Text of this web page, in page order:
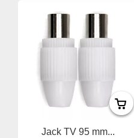
Jack TV 95 mm...